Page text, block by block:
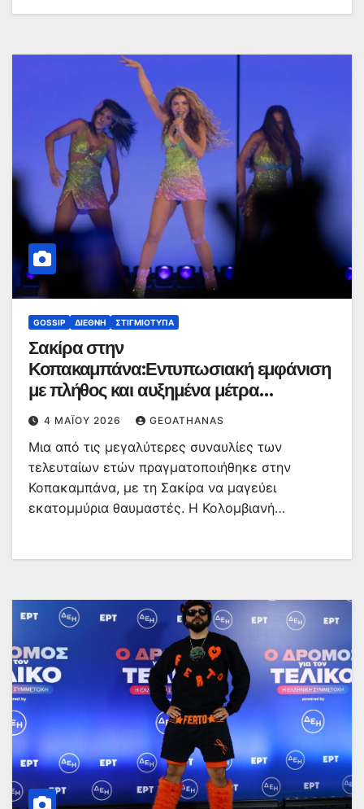
GOSSIP ΔΙΕΘΝΉ ΣΤΙΓΜΙΌΤΥΠΑ
Σακίρα στην
Κοπακαμπάνα:Εντυπωσιακή εμφάνιση
με πλήθος και αυξημένα μέτρα
ασφαλείας
4 ΜΑΪ́ΟΥ 2026 GEOATHANAS
Μια από τις μεγαλύτερες συναυλίες των
τελευταίων ετών πραγματοποιήθηκε στην
Κοπακαμπάνα, με τη Σακίρα να μαγεύει
εκατομμύρια θαυμαστές. H Κολομβιανή…